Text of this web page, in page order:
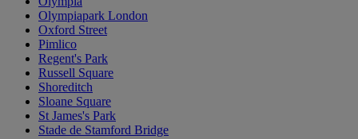
Olympiapark London
Oxford Street
Pimlico
Regent's Park
Russell Square
Shoreditch
Sloane Square
St James's Park
Stade de Stamford Bridge